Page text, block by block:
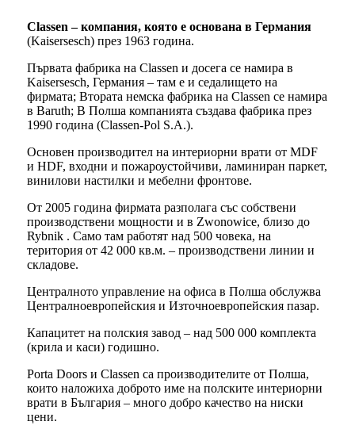
Classen – компания, която е основана в Германия
(Kaisersesch) през 1963 година.
Първата фабрика на Classen и досега се намира в
Kaisersesch, Германия – там е и седалището на
фирмата; Втората немска фабрика на Classen се намира
в Baruth; В Полша компанията създава фабрика през
1990 година (Classen-Pol S.A.).
Основен производител на интериорни врати от MDF
и HDF, входни и пожароустойчиви, ламиниран паркет,
винилови настилки и мебелни фронтове.
От 2005 година фирмата разполага със собствени
производствени мощности и в Zwonowice, близо до
Rybnik . Само там работят над 500 човека, на
територия от 42 000 кв.м. – производствени линии и
складове.
Централното управление на офиса в Полша обслужва
Централноевропейския и Източноевропейския пазар.
Капацитет на полския завод – над 500 000 комплекта
(крила и каси) годишно.
Porta Doors и Classen са производителите от Полша,
които наложиха доброто име на полските интериорни
врати в България – много добро качество на ниски
цени.